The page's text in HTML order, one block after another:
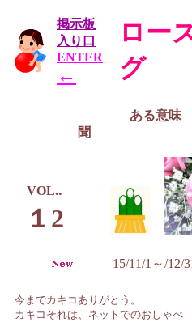
掲示板
入り口
ENTER
←
ロー
グ
ある意
聞
VOL..
１2
15/11/1～/
今までカキコありがとう。
カキコそれは、ネットでのおしゃべ